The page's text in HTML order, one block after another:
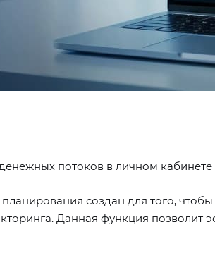
потоков в личном
создан для того,
Данная функция позволит